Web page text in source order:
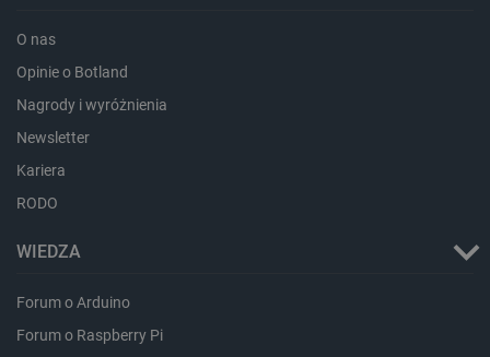
O nas
Opinie o Botland
Nagrody i wyróżnienia
Newsletter
Kariera
RODO
WIEDZA
Forum o Arduino
Forum o Raspberry Pi